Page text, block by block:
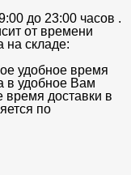
до 23:00 часов .
от времени
на складе:
удобное время
в удобное Вам
время доставки в
по